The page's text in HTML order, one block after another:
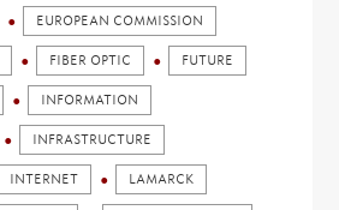
EUROPEAN COMMISSION
FIBER OPTIC FUTURE
INFORMATION
INFRASTRUCTURE
INTERNET LAMARCK